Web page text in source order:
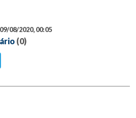
08/2020, 00:05
(0)